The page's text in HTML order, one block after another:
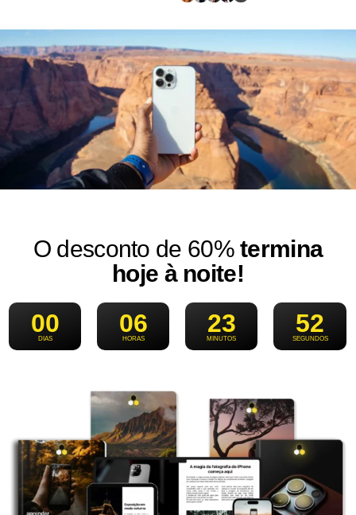
O desconto de 60% termina
hoje à noite!
00
DIAS
06
HORAS
23
MINUTOS
49
SEGUNDOS